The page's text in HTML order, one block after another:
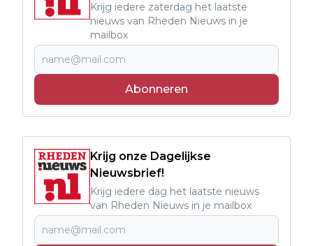
Krijg iedere zaterdag het laatste
nieuws van Rheden Nieuws in je
mailbox
Abonneren
Krijg onze Dagelijkse
Nieuwsbrief!
Krijg iedere dag het laatste nieuws
van Rheden Nieuws in je mailbox